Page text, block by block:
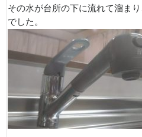
その水が台所の下に流れて溜ま
でした。